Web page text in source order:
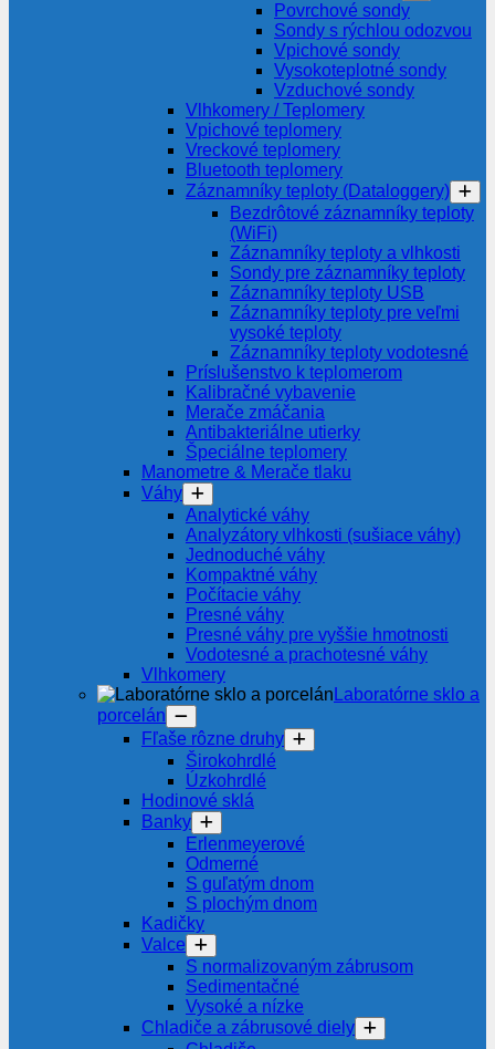
Povrchové sondy
Sondy s rýchlou odozvou
Vpichové sondy
Vysokoteplotné sondy
Vzduchové sondy
Vlhkomery / Teplomery
Vpichové teplomery
Vreckové teplomery
Bluetooth teplomery
Záznamníky teploty (Dataloggery)
Bezdrôtové záznamníky teploty
(WiFi)
Záznamníky teploty a vlhkosti
Sondy pre záznamníky teploty
Záznamníky teploty USB
Záznamníky teploty pre veľmi
vysoké teploty
Záznamníky teploty vodotesné
Príslušenstvo k teplomerom
Kalibračné vybavenie
Merače zmáčania
Antibakteriálne utierky
Špeciálne teplomery
Manometre & Merače tlaku
Váhy
Analytické váhy
Analyzátory vlhkosti (sušiace váhy)
Jednoduché váhy
Kompaktné váhy
Počítacie váhy
Presné váhy
Presné váhy pre vyššie hmotnosti
Vodotesné a prachotesné váhy
Vlhkomery
Laboratórne sklo a
porcelán
Fľaše rôzne druhy
Širokohrdlé
Úzkohrdlé
Hodinové sklá
Banky
Erlenmeyerové
Odmerné
S guľatým dnom
S plochým dnom
Kadičky
Valce
S normalizovaným zábrusom
Sedimentačné
Vysoké a nízke
Chladiče a zábrusové diely